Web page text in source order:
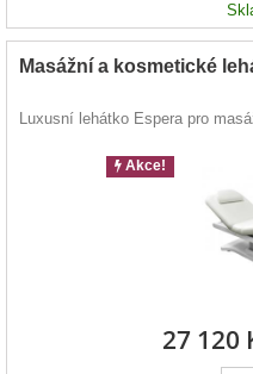
Masážní a kosmetické
Luxusní lehátko Espera pro
Akce!
27 120